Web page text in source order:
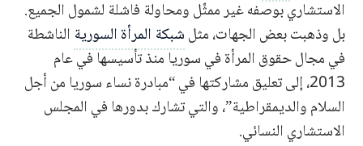
الاستشاري بوصفه غير ممثِّل ومحاولة فاشلة لشمول الجميع.
بل وذهبت بعض الجهات، مثلشبكة المرأة السورية الناشطة
في مجال حقوق المرأة في سوريا منذ تأسيسها في عام
2013، إلى تعليق مشاركتها في “مبادرة نساء سوريا من أجل
السلام والديمقراطية”، والتي تشارك بدورها في المجلس
الاستشاري النسائي.